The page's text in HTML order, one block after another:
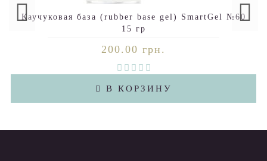
Каучуковая база (rubber base gel) SmartGel №60
15 гр
200.00 грн.
В КОРЗИНУ